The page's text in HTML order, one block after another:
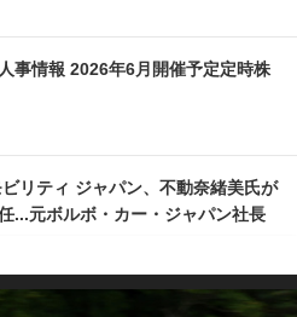
事情報 2026年6月開催予定定時株
リティ ジャパン、不動奈緒美氏が
...元ボルボ・カー・ジャパン社長